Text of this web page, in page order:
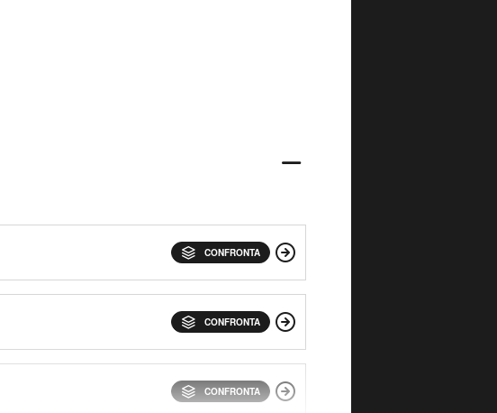
CONFRONTA
CONFRONTA
CONFRONTA